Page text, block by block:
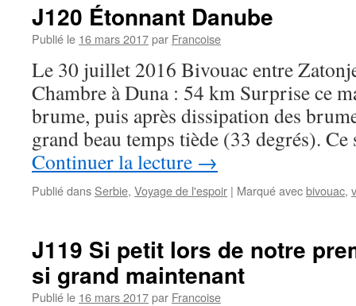
J120 Étonnant Danube
Publié le 16 mars 2017par Francoise
Le 30 juillet 2016 Bivouac entre
Chambre à Duna : 54 km Surprise ce
brume, puis après dissipation des
grand beau temps tiède (33 degrés).
Continuer la lecture →
Publié dans Serbie, Voyage de l'espoir | Marqué avecbivouac,
J119 Si petit lors de notre
si grand maintenant
Publié le 16 mars 2017par Francoise